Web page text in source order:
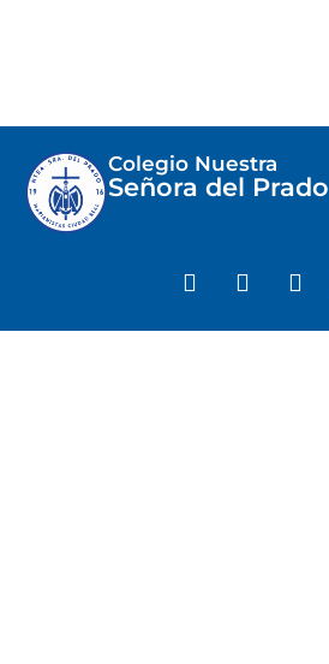
Colegio Nuestra
Señora del Prado